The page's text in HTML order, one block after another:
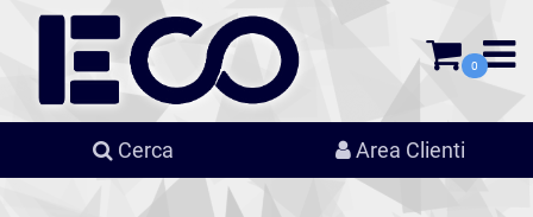
0
Cerca Area Clienti